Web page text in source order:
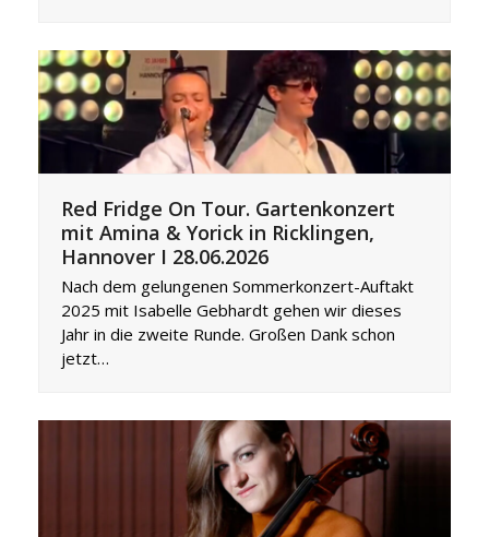
Red Fridge On Tour. Gartenkonzert
mit Amina & Yorick in Ricklingen,
Hannover I 28.06.2026
Nach dem gelungenen Sommerkonzert-Auftakt
2025 mit Isabelle Gebhardt gehen wir dieses
Jahr in die zweite Runde. Großen Dank schon
jetzt…